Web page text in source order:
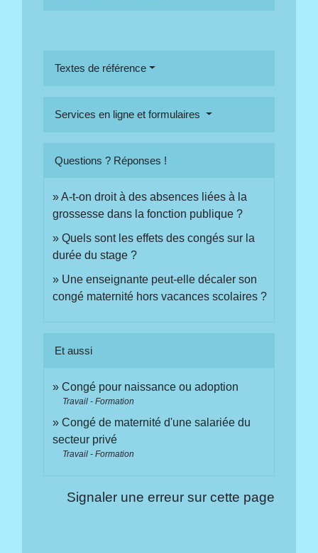
Textes de référence
Services en ligne et formulaires
Questions ? Réponses !
A-t-on droit à des absences liées à la
grossesse dans la fonction publique ?
Quels sont les effets des congés sur la
durée du stage ?
Une enseignante peut-elle décaler son
congé maternité hors vacances scolaires ?
Et aussi
Congé pour naissance ou adoption
Travail - Formation
Congé de maternité d'une salariée du
secteur privé
Travail - Formation
Signaler une erreur sur cette page